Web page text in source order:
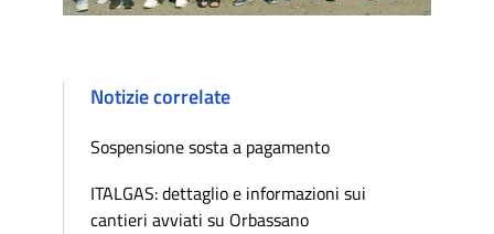
Notizie correlate
Sospensione sosta a pagamento
ITALGAS: dettaglio e informazioni sui
cantieri avviati su Orbassano